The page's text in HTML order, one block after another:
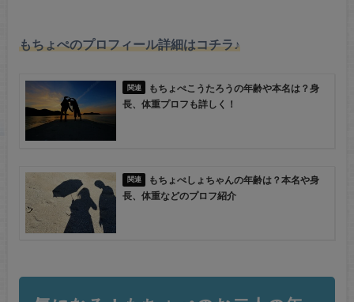
もちょぺのプロフィール詳細はコチラ♪
もちょぺこうたろうの年齢や本名は？身
長、体重プロフも詳しく！
もちょぺしょちゃんの年齢は？本名や身
長、体重などのプロフ紹介